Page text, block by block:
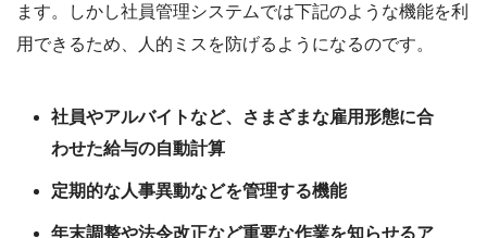
ます。しかし社員管理システムでは下記のような機能を利
用できるため、人的ミスを防げるようになるのです。
社員やアルバイトなど、さまざまな雇用形態に合
わせた給与の自動計算
定期的な人事異動などを管理する機能
年末調整や法令改正など重要な作業を知らせるア